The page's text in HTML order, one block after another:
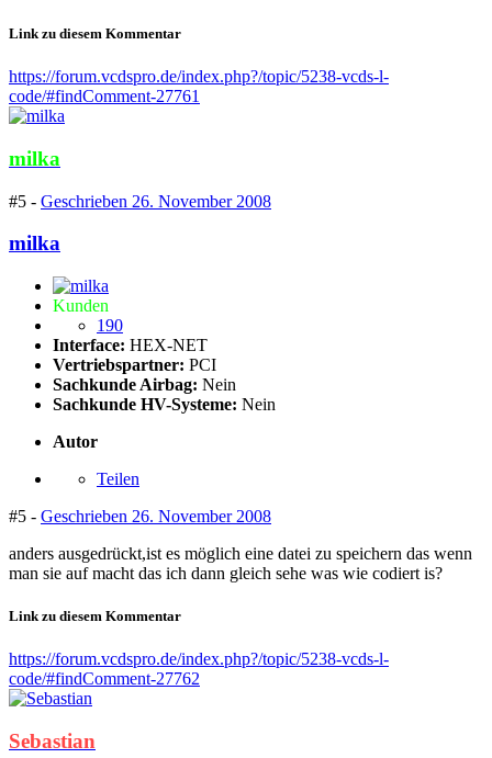
Link zu diesem Kommentar
https://forum.vcdspro.de/index.php?/topic/5238-vcds-l-
code/#findComment-27761
milka
#5 - Geschrieben 26. November 2008
milka
Kunden
190
Interface: HEX-NET
Vertriebspartner: PCI
Sachkunde Airbag: Nein
Sachkunde HV-Systeme: Nein
Autor
Teilen
#5 - Geschrieben 26. November 2008
anders ausgedrückt,ist es möglich eine datei zu speichern das wenn
man sie auf macht das ich dann gleich sehe was wie codiert is?
Link zu diesem Kommentar
https://forum.vcdspro.de/index.php?/topic/5238-vcds-l-
code/#findComment-27762
Sebastian